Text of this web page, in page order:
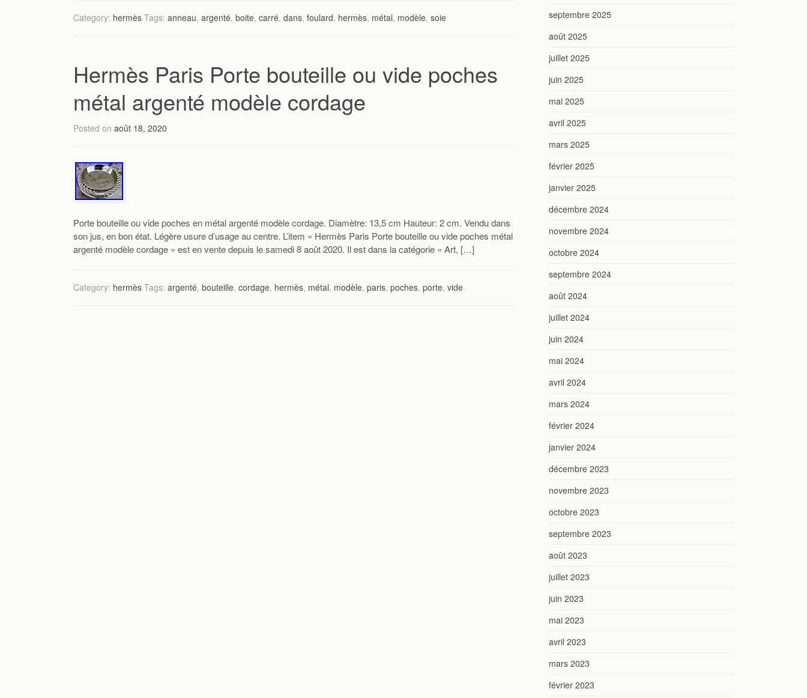
Category: hermès Tags: anneau, argenté, boite, carré, dans, foulard, hermès, métal, modèle, soie
Hermès Paris Porte bouteille ou vide poches
métal argenté modèle cordage
Posted on août 18, 2020
Porte bouteille ou vide poches en métal argenté modèle cordage. Diamètre: 13,5 cm Hauteur: 2 cm. Vendu dans
son jus, en bon état. Légère usure d’usage au centre. L’item « Hermès Paris Porte bouteille ou vide poches métal
argenté modèle cordage » est en vente depuis le samedi 8 août 2020. Il est dans la catégorie « Art, […]
Category: hermès Tags: argenté, bouteille, cordage, hermès, métal, modèle, paris, poches, porte, vide
septembre 2025
août 2025
juillet 2025
juin 2025
mai 2025
avril 2025
mars 2025
février 2025
janvier 2025
décembre 2024
novembre 2024
octobre 2024
septembre 2024
août 2024
juillet 2024
juin 2024
mai 2024
avril 2024
mars 2024
février 2024
janvier 2024
décembre 2023
novembre 2023
octobre 2023
septembre 2023
août 2023
juillet 2023
juin 2023
mai 2023
avril 2023
mars 2023
février 2023